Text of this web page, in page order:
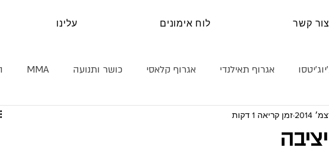
עלינו לוח אימונים צור קשר
אגרוף תאילנדי אגרוף קלאסי כושר ותנועה MMA
עצמית קראטהזמן קריאה 1 דקות